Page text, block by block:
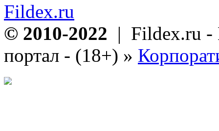
Fildex.ru
© 2010-2022 | Fildex.ru -
портал - (18+) »